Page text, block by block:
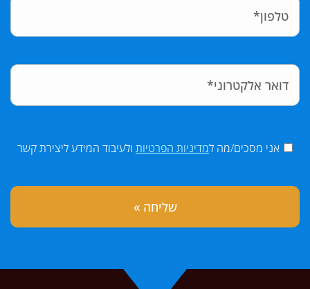
אני מסכים/מה למדיניות הפרטיות ולעיבוד המידע ליצירת קשר